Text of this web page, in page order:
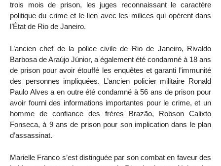
trois mois de prison, les juges reconnaissant le caractère
politique du crime et le lien avec les milices qui opèrent dans
l’État de Rio de Janeiro.
L’ancien chef de la police civile de Rio de Janeiro, Rivaldo
Barbosa de Araújo Júnior, a également été condamné à 18 ans
de prison pour avoir étouffé les enquêtes et garanti l’immunité
des personnes impliquées. L’ancien policier militaire Ronald
Paulo Alves a en outre été condamné à 56 ans de prison pour
avoir fourni des informations importantes pour le crime, et un
homme de confiance des frères Brazão, Robson Calixto
Fonseca, à 9 ans de prison pour son implication dans le plan
d’assassinat.
Marielle Franco s’est distinguée par son combat en faveur des